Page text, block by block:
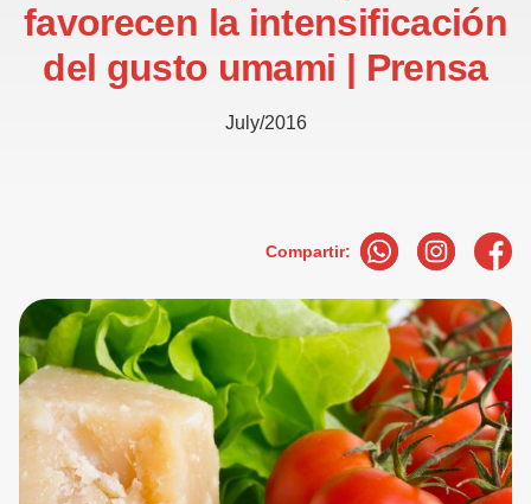
favorecen la intensificación
del gusto umami | Prensa
July/2016
Compartir: